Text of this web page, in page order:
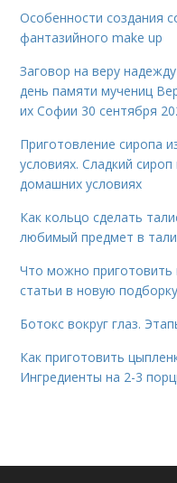
Особенности создания
фантазийного make up
Заговор на веру
день памяти мучениц
их Софии 30 сентября
Приготовление сиропа
условиях. Сладкий
домашних условиях
Как кольцо сделать
любимый предмет в
Что можно приготовить
статьи в новую подборку
Ботокс вокруг глаз.
Как приготовить
Ингредиенты на 2-3